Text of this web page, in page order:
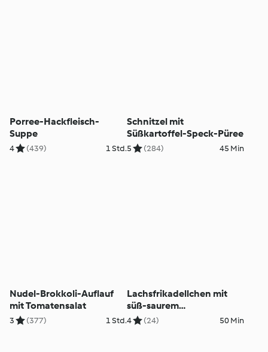
Porree-Hackfleisch-
Suppe
4 (439) 1 Std.
Schnitzel mit
Süßkartoffel-Speck-Püree
5 (284) 45 Min
Nudel-Brokkoli-Auflauf
mit Tomatensalat
3 (377) 1 Std.
Lachsfrikadellchen mit
süß-saurem
Gurkengemüse
4 (24) 50 Min